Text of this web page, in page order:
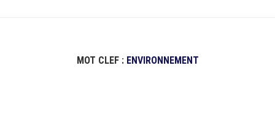
MOT CLEF : ENVIRONNEMENT